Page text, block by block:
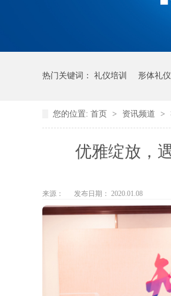
热门关键词： 礼仪培训 形体礼
您的位置: 首页 > 资讯频道 >
优雅绽放，
来源： 发布日期： 2020.01.08